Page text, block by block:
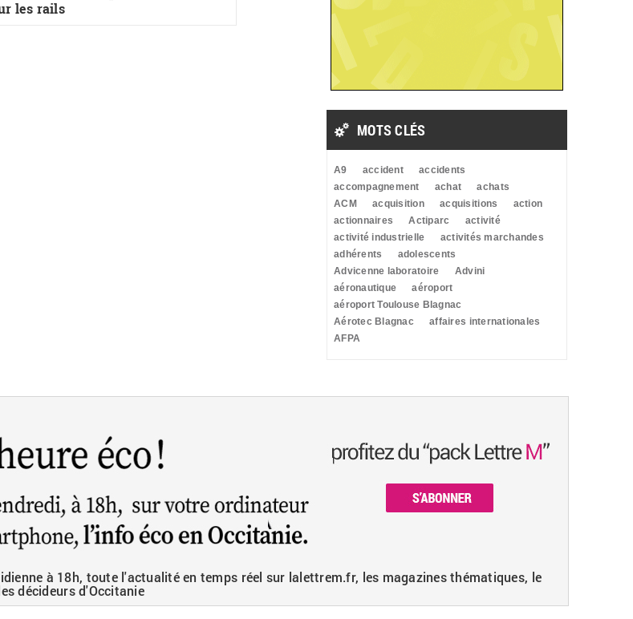
les rails
MOTS CLÉS
A9 accident
accidents
accompagnement
achat
achats
ACM
acquisition acquisitions
action
actionnaires
Actiparc
activité
activité industrielle
activités marchandes
adhérents
adolescents
Advicenne laboratoire
Advini
aéronautique
aéroport
aéroport Toulouse Blagnac
Aérotec Blagnac
affaires internationales
AFPA
à 18h, toute l'actualité en temps réel sur lalettrem.fr, les magazines thématiques, le
décideurs d'Occitanie